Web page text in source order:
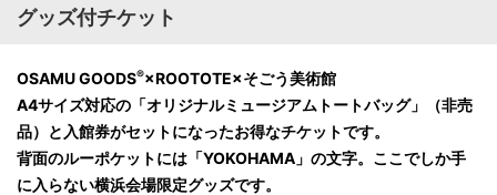
グッズ付チケット
OSAMU GOODS®×ROOTOTE×そごう美術館
A4サイズ対応の「オリジナルミュージアムトートバッグ」（非売
品）と入館券がセットになったお得なチケットです。
背面のルーポケットには「YOKOHAMA」の文字。ここでしか手
に入らない横浜会場限定グッズです。